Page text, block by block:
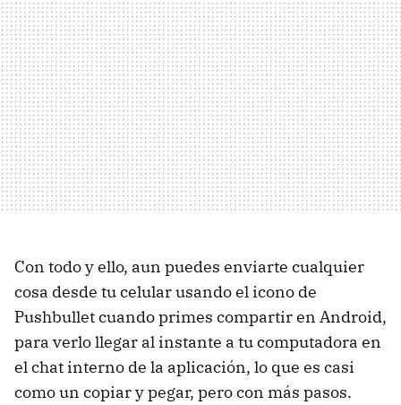
Con todo y ello, aun puedes enviarte cualquier
cosa desde tu celular usando el icono de
Pushbullet cuando primes compartir en Android,
para verlo llegar al instante a tu computadora en
el chat interno de la aplicación, lo que es casi
como un copiar y pegar, pero con más pasos.